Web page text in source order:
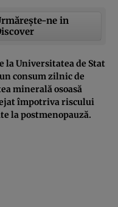
ne in
Universitatea de Stat
consum zilnic de
minerală osoasă
împotriva riscului
la postmenopauză.